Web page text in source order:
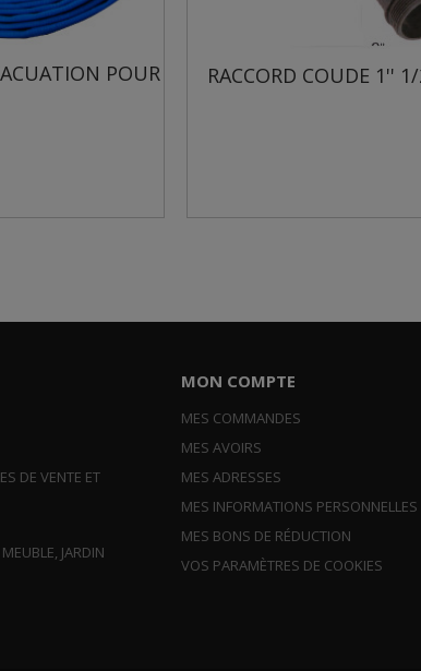
POUR
RACCORD COUDE 1'' 1/2
DE VENTE ET
JARDIN
MON COMPTE
MES COMMANDES
MES AVOIRS
MES ADRESSES
MES INFORMATIONS PERSONNELLES
MES BONS DE RÉDUCTION
VOS PARAMÈTRES DE COOKIES